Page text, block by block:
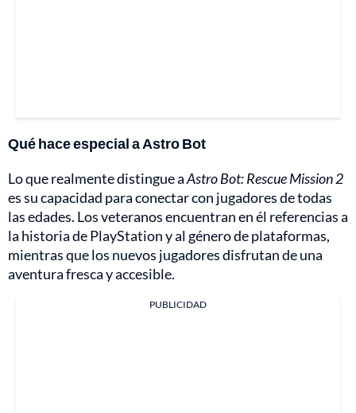
Qué hace especial a Astro Bot
Lo que realmente distingue aAstro Bot: Rescue Mission 2
es su capacidad para conectar con jugadores de todas
las edades. Los veteranos encuentran en él referencias a
la historia de PlayStation y al género de plataformas,
mientras que los nuevos jugadores disfrutan de una
aventura fresca y accesible.
PUBLICIDAD